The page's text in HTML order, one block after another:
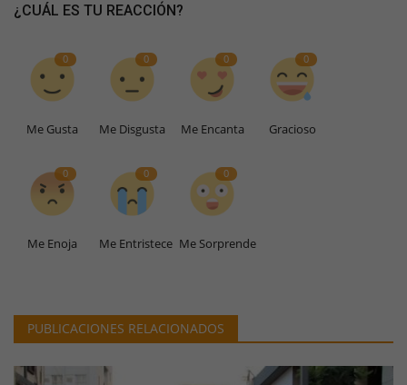
¿CUÁL ES TU REACCIÓN?
0
Me Gusta
0
Me Disgusta
0
Me Encanta
0
Gracioso
0
Me Enoja
0
Me Entristece
0
Me Sorprende
PUBLICACIONES RELACIONADOS